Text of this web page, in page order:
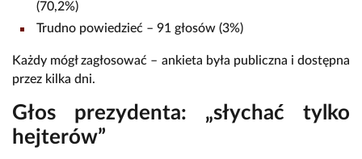
(70,2%)
Trudno powiedzieć – 91 głosów (3%)
Każdy mógł zagłosować – ankieta była publiczna i dostępna
przez kilka dni.
Głos prezydenta: „słychać tylko
hejterów”